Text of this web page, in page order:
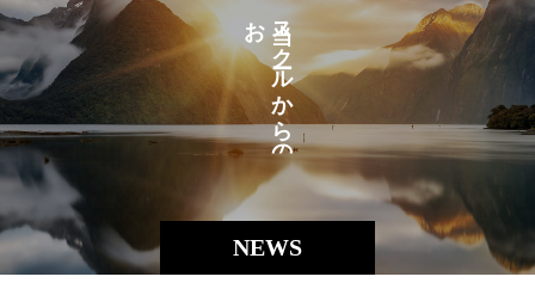
NEWS
ス
ク
ル
か
ら
の
お
ら
せ
。